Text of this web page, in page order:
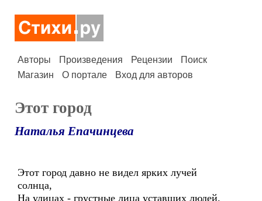
Авторы Произведения Рецензии
Поиск
Магазин
О портале Вход для авторов
Этот город
Наталья Епачинцева
Этот город давно не видел ярких лучей
солнца,
На улицах - грустные лица уставших людей.